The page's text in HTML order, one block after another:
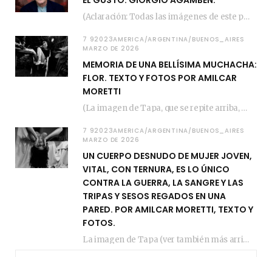
(Aclaración: Todas las imágenes de este posteo fueron tomadas de Bloghemia.com, y todos los…
7 92023AMERICA/ARGENTINA/BUENOS_AIRES
MARZO DE 2026
MEMORIA DE UNA BELLÍSIMA MUCHACHA:
FLOR. TEXTO Y FOTOS POR AMILCAR
MORETTI
(La imagen de Tapa, que se repite arriba, fue compuesta por Amilcar Moretti el viernes…
7 92023AMERICA/ARGENTINA/BUENOS_AIRES
MARZO DE 2026
UN CUERPO DESNUDO DE MUJER JOVEN,
VITAL, CON TERNURA, ES LO ÚNICO
CONTRA LA GUERRA, LA SANGRE Y LAS
TRIPAS Y SESOS REGADOS EN UNA
PARED. POR AMILCAR MORETTI, TEXTO Y
FOTOS.
La imagen de Tapa (ver también más arriba) fue compuesta en estos días de febrero…